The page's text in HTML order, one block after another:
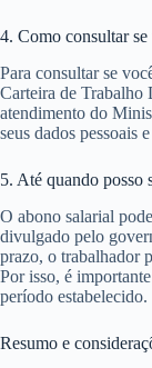
4. Como consultar
Para consultar se
Carteira de Trabalho
atendimento do
seus dados pessoais
5. Até quando posso
O abono salarial
divulgado pelo
prazo, o trabalhador
Por isso, é
período estabelecido.
Resumo e